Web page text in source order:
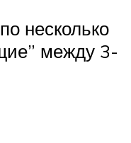
несколько
между 3-